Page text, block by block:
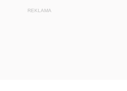
REKLAMA